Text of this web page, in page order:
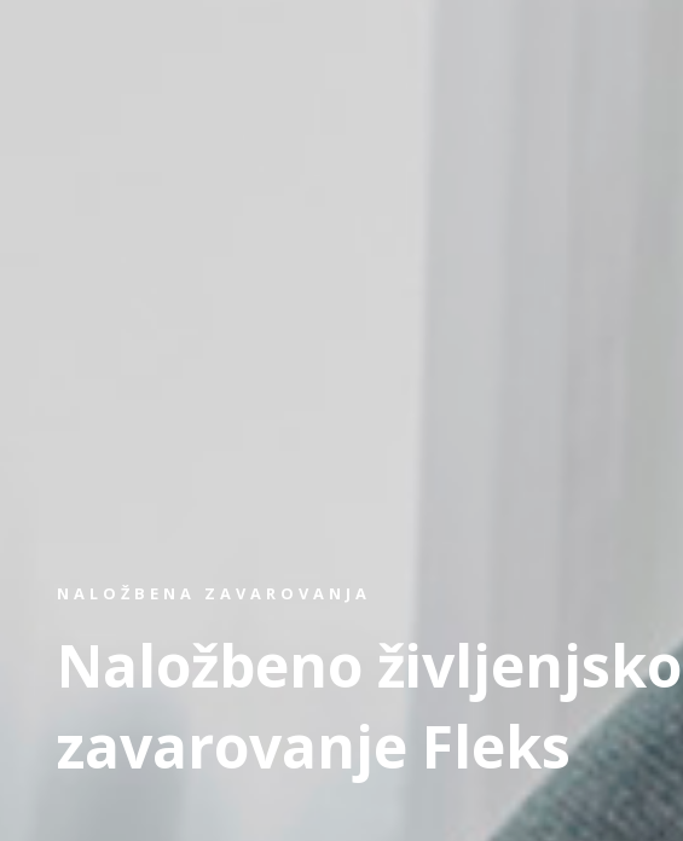
NALOŽBENA ZAVAROVANJA
Naložbeno življenjsko
zavarovanje Fleks